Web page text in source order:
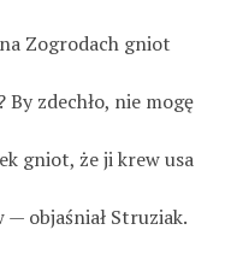
Zogrodach gniot
By zdechło, nie mogę
gniot, że ji krew usa
objaśniał Struziak.